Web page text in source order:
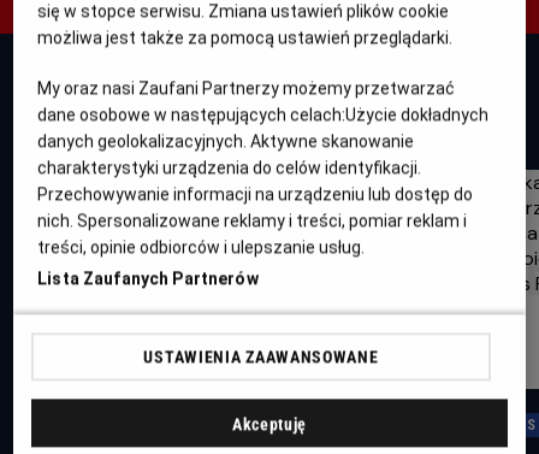
WYDARZENIA
KINO KONESERA
się w stopce serwisu. Zmiana ustawień plików cookie
możliwa jest także za pomocą ustawień przeglądarki.
My oraz nasi Zaufani Partnerzy możemy przetwarzać
dane osobowe w następujących celach:Użycie dokładnych
danych geolokalizacyjnych. Aktywne skanowanie
charakterystyki urządzenia do celów identyfikacji.
Przechowywanie informacji na urządzeniu lub dostęp do
nich. Spersonalizowane reklamy i treści, pomiar reklam i
treści, opinie odbiorców i ulepszanie usług.
Lista Zaufanych Partnerów
USTAWIENIA ZAAWANSOWANE
Akceptuję